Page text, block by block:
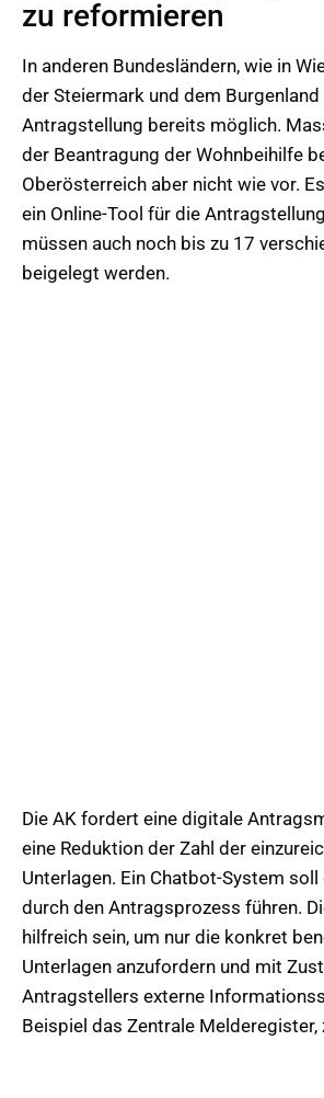
zu reformieren
In anderen Bundesländern, wie in
der Steiermark und dem
Antragstellung bereits möglich.
der Beantragung der Wohnbeihilfe
Oberösterreich aber nicht wie vor.
ein Online-Tool für die
müssen auch noch bis zu 17
beigelegt werden.
Die AK fordert eine digitale
eine Reduktion der Zahl der
Unterlagen. Ein Chatbot-System
durch den Antragsprozess führen.
hilfreich sein, um nur die konkret
Unterlagen anzufordern und mit
Antragstellers externe
Beispiel das Zentrale Melderegister,